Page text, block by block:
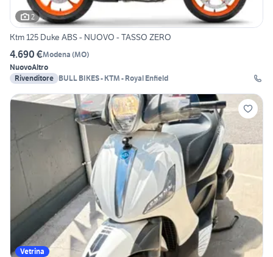
2
Ktm 125 Duke ABS - NUOVO - TASSO ZERO
4.690 €Modena (MO)
NuovoAltro
Rivenditore
BULL BIKES - KTM - Royal Enfield
Vetrina